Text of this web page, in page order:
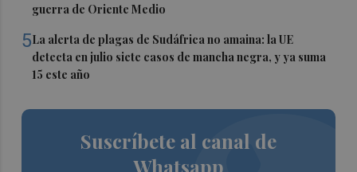
guerra de Oriente Medio
5La alerta de plagas de Sudáfrica no amaina: la UE
detecta en julio siete casos de mancha negra, y ya suma
15 este año
Suscríbete al canal de
Whatsapp